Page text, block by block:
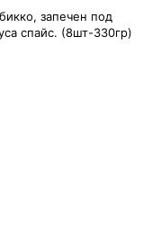
запечен под
спайс. (8шт-330гр)